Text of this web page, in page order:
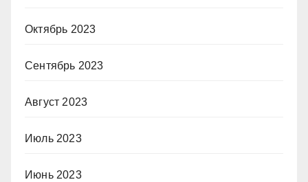
Октябрь 2023
Сентябрь 2023
Август 2023
Июль 2023
Июнь 2023